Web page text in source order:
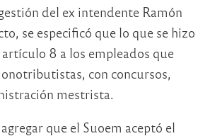
del ex intendente Ramón
se especificó que lo que se hizo
artículo 8 a los empleados que
con concursos,
mestrista.
que el Suoem aceptó el